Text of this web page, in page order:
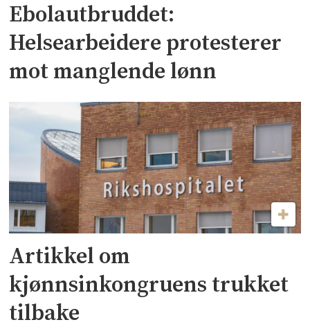
Ebolautbruddet:
Helsearbeidere protesterer
mot manglende lønn
Artikkel om
kjønnsinkongruens trukket
tilbake